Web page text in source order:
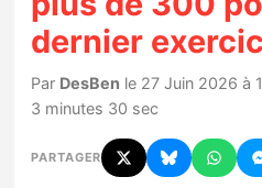
Hardware
Mises à jour
Chiffres de ventes
dernier
Par DesBen le 27 Juin 2026 à
3 minutes 30 sec
PARTAGER